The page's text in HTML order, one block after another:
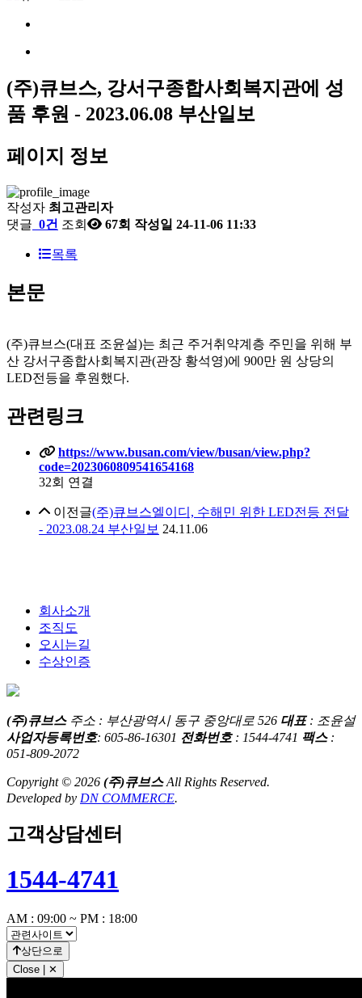
(주)큐브스, 강서구종합사회복지관에 성
품 후원 - 2023.06.08 부산일보
페이지 정보
작성자 최고관리자
댓글 0건 조회 67회 작성일 24-11-06 11:33
목록
본문
(주)큐브스(대표 조윤설)는 최근 주거취약계층 주민을 위해 부
산 강서구종합사회복지관(관장 황석영)에 900만 원 상당의
LED전등을 후원했다.
관련링크
https://www.busan.com/view/busan/view.php?
code=2023060809541654168
32회 연결
이전글(주)큐브스엘이디, 수해민 위한 LED전등 전달
- 2023.08.24 부산일보 24.11.06
회사소개
조직도
오시는길
수상인증
(주)큐브스주소 : 부산광역시 동구 중앙대로 526 대표 : 조윤설
사업자등록번호: 605-86-16301 전화번호: 1544-4741 팩스:
051-809-2072
Copyright © 2026 (주)큐브스All Rights Reserved.
Developed by DN COMMERCE.
고객상담센터
1544-4741
AM : 09:00 ~ PM : 18:00
상단으로
Close | ✕